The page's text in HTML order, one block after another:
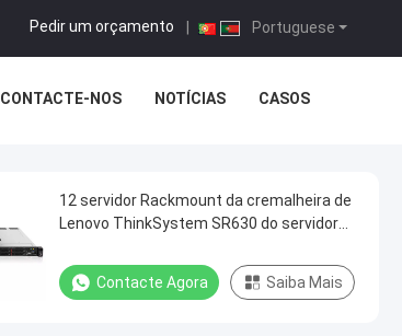
Portuguese
Pedir um orçamento
CONTACTE-NOS NOTÍCIAS CASOS
12 servidor Rackmount da cremalheira de
Lenovo ThinkSystem SR630 do servidor
Contacte Agora Saiba Mais